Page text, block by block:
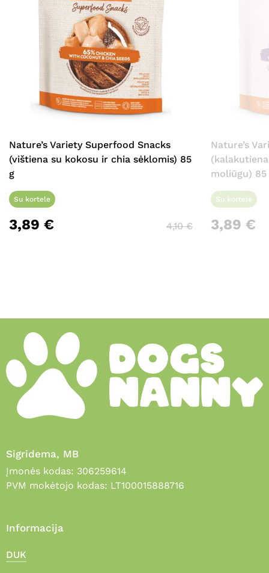
Nature’s Variety Superfood Snacks
(vištiena su kokosu ir chia sėklomis) 85
g
Su kortele
3,89 € 4,10€
Nature’s
moliūgu) 85
Su kortele
3,89 €
Sigridema, MB
Įmonės kodas: 306259614
PVM mokėtojo kodas: LT100015888716
Informacija
DUK